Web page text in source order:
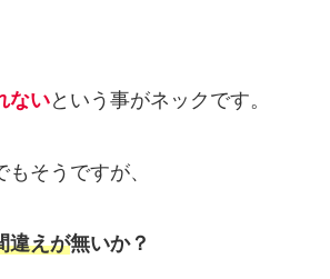
ないという事がネックです。
そうですが、
違えが無いか？